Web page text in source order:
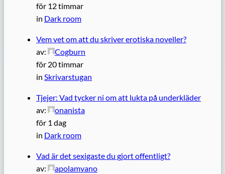
för 12 timmar
in Dark room
Vem vet om att du skriver erotiska noveller?
av:
Cogburn
för 20 timmar
in Skrivarstugan
Tjejer: Vad tycker ni om att lukta på underkläder
av:
onanista
för 1 dag
in Dark room
Vad är det sexigaste du gjort offentligt?
av:
apolamvano